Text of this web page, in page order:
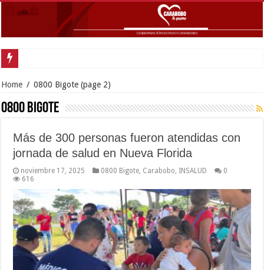
Home / 0800 Bigote (page 2)
0800 Bigote
Más de 300 personas fueron atendidas con
jornada de salud en Nueva Florida
noviembre 17, 2025 0800 Bigote Carabobo INSALUD
0
616